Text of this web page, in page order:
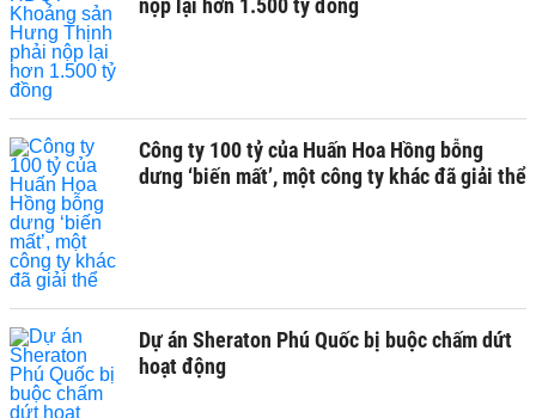
nộp lại hơn 1.500 tỷ đồng
Công ty 100 tỷ của Huấn Hoa Hồng bỗng
dưng ‘biến mất’, một công ty khác đã giải thể
Dự án Sheraton Phú Quốc bị buộc chấm dứt
hoạt động